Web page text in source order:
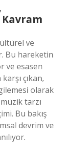
ve
Bu hareketin
ve esasen
çıkan,
olarak
tarzı
Bu bakış
devrim ve